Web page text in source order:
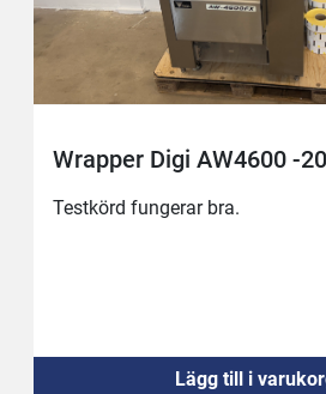
Wrapper Digi AW4600 -
Testkörd fungerar bra.
Lägg till i